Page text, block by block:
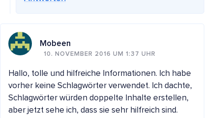
Mobeen
10. NOVEMBER 2016 UM 1:37 UHR
Hallo, tolle und hilfreiche Informationen. Ich habe
vorher keine Schlagwörter verwendet. Ich dachte,
Schlagwörter würden doppelte Inhalte erstellen,
aber jetzt sehe ich, dass sie sehr hilfreich sind.